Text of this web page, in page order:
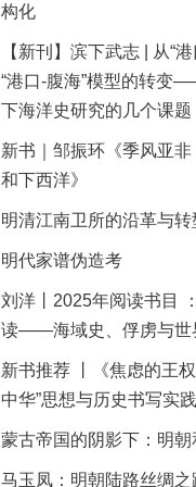
构化
【新刊】滨下武志 | 从“
“港口-腹海”模型的转变
下海洋史研究的几个课题
新书｜邹振环《季风亚
和下西洋》
明清江南卫所的沿革与转
明代家谱伪造考
刘洋丨2025年阅读书目
读——海域史、俘虏与世
新书推荐 丨《焦虑的王
中华”思想与历史书写实
蒙古帝国的阴影下：明
马玉凤：明朝陆路丝绸